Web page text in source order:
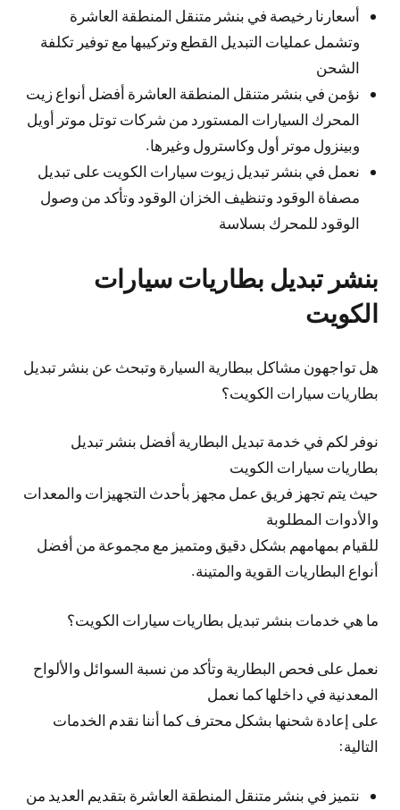
أسعارنا رخيصة في بنشر متنقل المنطقة العاشرة
وتشمل عمليات التبديل القطع وتركيبها مع توفير تكلفة
الشحن
نؤمن في بنشر متنقل المنطقة العاشرة أفضل أنواع زيت
المحرك السيارات المستورد من شركات توتل موتر أويل
وبينزول موتر أول وكاسترول وغيرها.
نعمل في بنشر تبديل زيوت سيارات الكويت على تبديل
مصفاة الوقود وتنظيف الخزان الوقود وتأكد من وصول
الوقود للمحرك بسلاسة
بنشر تبديل بطاريات سيارات
الكويت
هل تواجهون مشاكل ببطارية السيارة وتبحث عن بنشر تبديل
بطاريات سيارات الكويت؟
نوفر لكم في خدمة تبديل البطارية أفضل بنشر تبديل
بطاريات سيارات الكويت
حيث يتم تجهز فريق عمل مجهز بأحدث التجهيزات والمعدات
والأدوات المطلوبة
للقيام بمهامهم بشكل دقيق ومتميز مع مجموعة من أفضل
أنواع البطاريات القوية والمتينة.
ما هي خدمات بنشر تبديل بطاريات سيارات الكويت؟
نعمل على فحص البطارية وتأكد من نسبة السوائل والألواح
المعدنية في داخلها كما نعمل
على إعادة شحنها بشكل محترف كما أننا نقدم الخدمات
التالية:
نتميز في بنشر متنقل المنطقة العاشرة بتقديم العديد من